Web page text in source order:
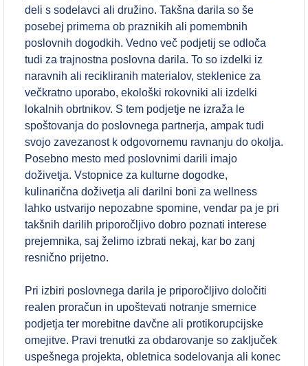
deli s sodelavci ali družino. Takšna darila so še
posebej primerna ob praznikih ali pomembnih
poslovnih dogodkih. Vedno več podjetij se odloča
tudi za trajnostna poslovna darila. To so izdelki iz
naravnih ali recikliranih materialov, steklenice za
večkratno uporabo, ekološki rokovniki ali izdelki
lokalnih obrtnikov. S tem podjetje ne izraža le
spoštovanja do poslovnega partnerja, ampak tudi
svojo zavezanost k odgovornemu ravnanju do okolja.
Posebno mesto med poslovnimi darili imajo
doživetja. Vstopnice za kulturne dogodke,
kulinarična doživetja ali darilni boni za wellness
lahko ustvarijo nepozabne spomine, vendar pa je pri
takšnih darilih priporočljivo dobro poznati interese
prejemnika, saj želimo izbrati nekaj, kar bo zanj
resnično prijetno.
Pri izbiri poslovnega darila je priporočljivo določiti
realen proračun in upoštevati notranje smernice
podjetja ter morebitne davčne ali protikorupcijske
omejitve. Pravi trenutki za obdarovanje so zaključek
uspešnega projekta, obletnica sodelovanja ali konec